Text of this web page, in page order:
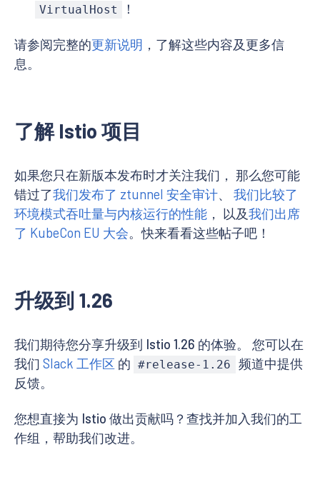
VirtualHost ！
请参阅完整的更新说明 ，了解这些内容及更多信
息。
了解 Istio 项目
如果您只在新版本发布时才关注我们， 那么您可能
错过了我们发布了 ztunnel 安全审计、 我们比较了
环境模式吞吐量与内核运行的性能 ， 以及我们出席
了 KubeCon EU 大会。快来看看这些帖子吧！
升级到 1.26
我们期待您分享升级到 Istio 1.26 的体验。 您可以在
我们 Slack 工作区 的 #release-1.26
频道中提供
反馈。
您想直接为 Istio 做出贡献吗？查找并加入我们的工
作组，帮助我们改进。